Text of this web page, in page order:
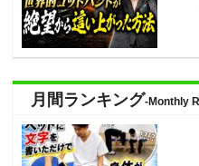
月間ランキング-Monthly